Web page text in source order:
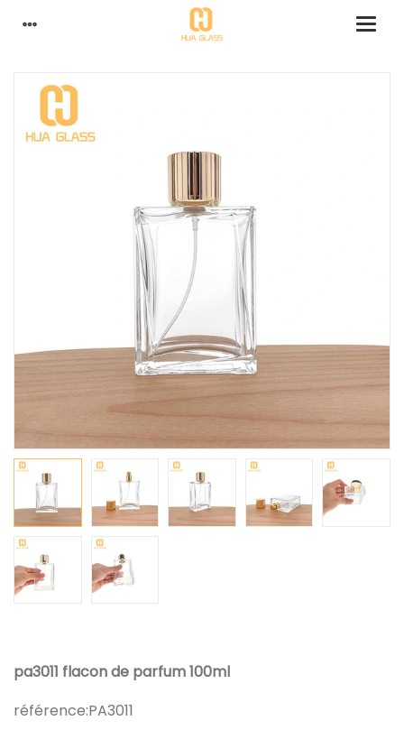
pa3011 flacon de parfum 100ml
référence:PA3011